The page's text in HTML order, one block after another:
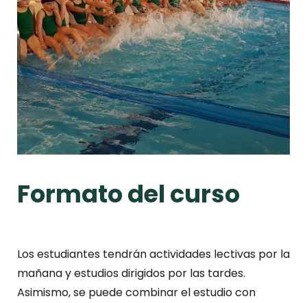
Formato del curso
Los estudiantes tendrán actividades lectivas por la
mañana y estudios dirigidos por las tardes.
Asimismo, se puede combinar el estudio con